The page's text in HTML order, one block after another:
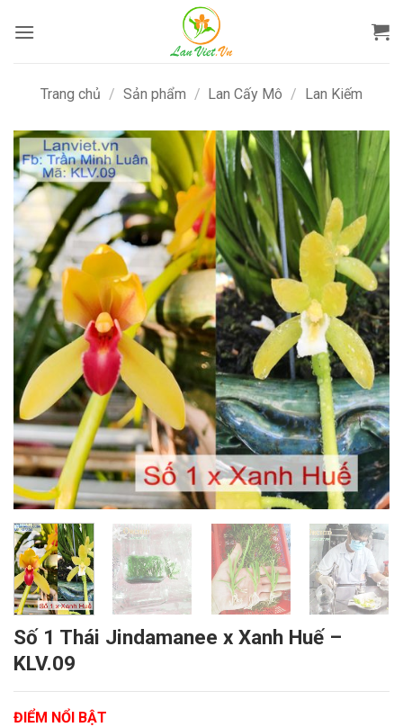
qua
Trang chủ / Sản phẩm / Lan Cấy Mô / Lan Kiếm
Số 1 Thái Jindamanee x Xanh Huế –
KLV.09
ĐIỂM NỔI BẬT